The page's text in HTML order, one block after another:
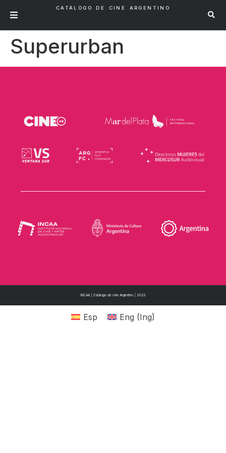
CATÁLOGO DE CINE ARGENTINO
Superurban
INCAA | Catálogo de cine Argentino | 2023
Esp Eng (Ing)